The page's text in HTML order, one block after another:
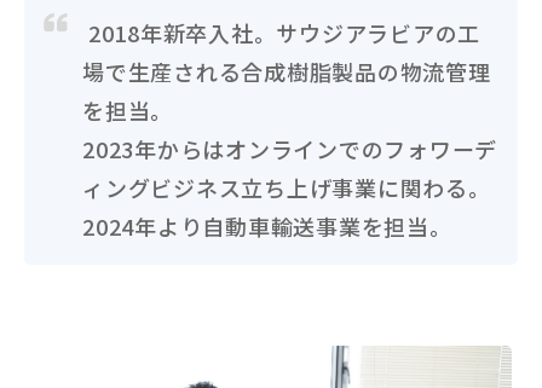
2018年新卒入社。サウジアラビアの工
場で生産される合成樹脂製品の物流管理
を担当。
2023年からはオンラインでのフォワーデ
ィングビジネス立ち上げ事業に関わる。
2024年より自動車輸送事業を担当。